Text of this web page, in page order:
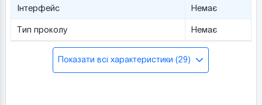
Інтерфейс Немає
Тип проколу Немає
Показати всі характеристики (29)